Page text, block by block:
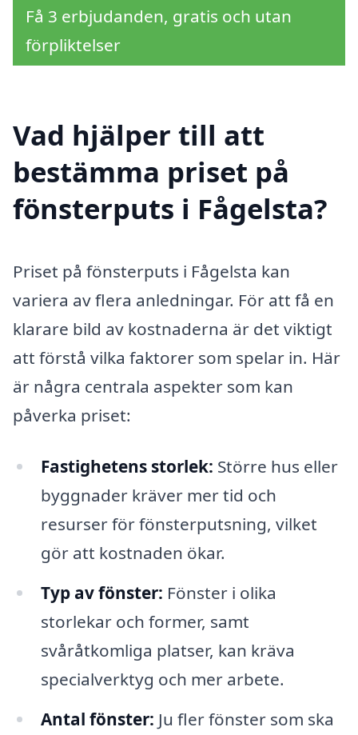
Få 3 erbjudanden, gratis och utan
förpliktelser
Vad hjälper till att
bestämma priset på
fönsterputs i Fågelsta?
Priset på fönsterputs i Fågelsta kan
variera av flera anledningar. För att få en
klarare bild av kostnaderna är det viktigt
att förstå vilka faktorer som spelar in. Här
är några centrala aspekter som kan
påverka priset:
Fastighetens storlek: Större hus eller
byggnader kräver mer tid och
resurser för fönsterputsning, vilket
gör att kostnaden ökar.
Typ av fönster: Fönster i olika
storlekar och former, samt
svåråtkomliga platser, kan kräva
specialverktyg och mer arbete.
Antal fönster: Ju fler fönster som ska